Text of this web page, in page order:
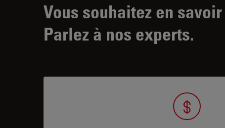
Vous souhaitez en
Parlez à nos experts.